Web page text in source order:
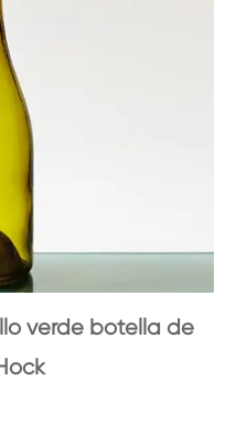
verde botella de